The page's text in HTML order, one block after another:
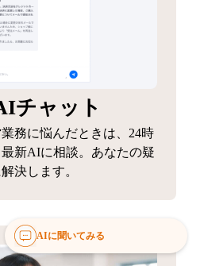
チャット
務に悩んだときは、24時
新AIに相談。あなたの疑
決します。
AIに聞いてみる